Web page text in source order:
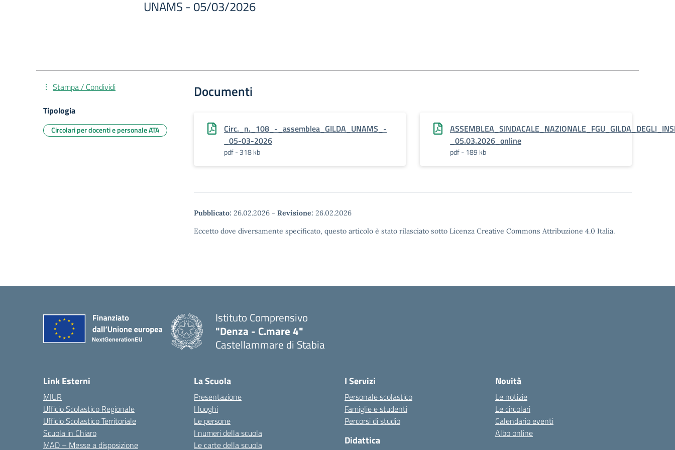
UNAMS - 05/03/2026
Documenti
Circ._n._108_-_assemblea_GILDA_UNAMS_-
_05-03-2026
pdf - 318 kb
_05.03.2026_online
pdf - 189 kb
Pubblicato: 26.02.2026 - Revisione: 26.02.2026
Eccetto dove diversamente specificato, questo articolo è stato rilasciato sotto Licenza Creative Commons Attribuzione 4.0 Italia.
Stampa / Condividi
Tipologia
Circolari per docenti e personale ATA
Istituto Comprensivo
"Denza - C.mare 4"
Castellammare di Stabia
Link Esterni
MIUR
Ufficio Scolastico Regionale
Ufficio Scolastico Territoriale
Scuola in Chiaro
MAD – Messe a disposizione
La Scuola
Presentazione
I luoghi
Le persone
I numeri della scuola
Le carte della scuola
I Servizi
Personale scolastico
Famiglie e studenti
Percorsi di studio
Didattica
Novità
Le notizie
Le circolari
Calendario eventi
Albo online